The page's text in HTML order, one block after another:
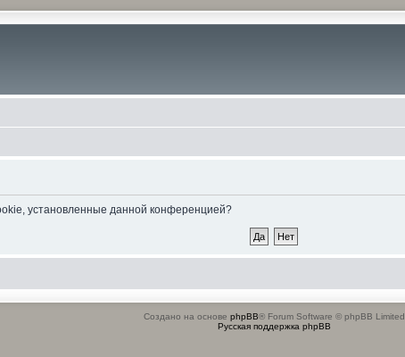
установленные данной конференцией?
Создано на основе phpBB® Forum Software © phpBB Limited
Русская поддержка phpBB